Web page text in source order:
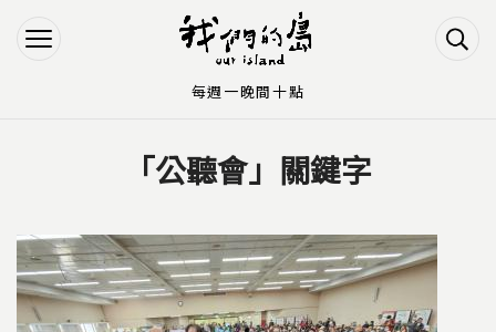
Jump to Navigation
Jump to Main content
「公聽會」關鍵字
每週一晚間十點